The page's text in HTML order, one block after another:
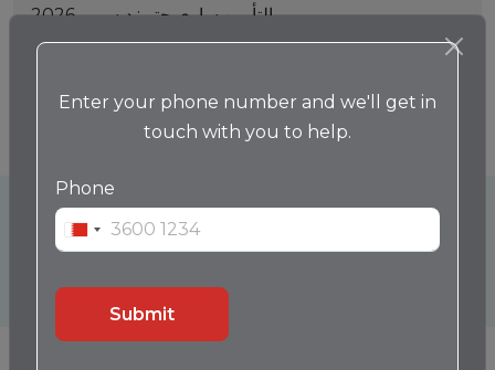
التأمين ساري حتى: ديسمبر 2026
---------------------------------------------------
إنستغرام: hamadcars.bh
-------------------------------------------------------------
Contact Us
Enter your phone number and we'll get in
touch with you to help.
Phone
Submit